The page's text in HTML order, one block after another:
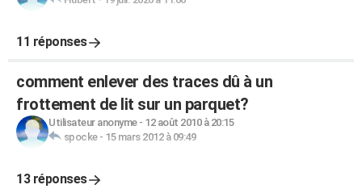
11 réponses
comment enlever des traces dû à un
frottement de lit sur un parquet?
Utilisateur anonyme- 12 août 2010 à 20:15
spocke- 15 mars 2012 à 09:49
13 réponses